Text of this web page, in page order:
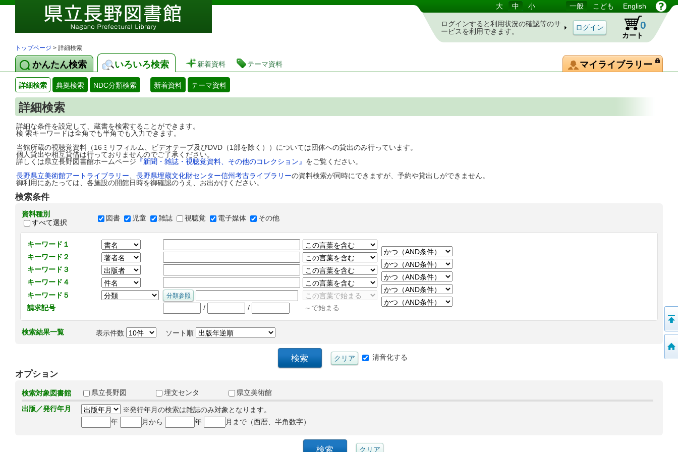
図書館 蔵書検索・予約システム 大 中 小 一般 こども English
ログインすると利用状況の確認等のサ
ービスを利用できます。
カート
0
トップページ > 詳細検索
かんたん検索 いろいろ検索 新着資料 テーマ資料 マイライブラリー
詳細検索 典拠検索 NDC分類検索 新着資料 テーマ資料
詳細検索
詳細な条件を設定して、蔵書を検索することができます。
検 索キーワードは全角でも半角でも入力できます。
当館所蔵の視聴覚資料（16ミリフィルム、ビデオテープ及びDVD（1部を除く））については団体への貸出のみ行っています。
個人貸出や相互貸借は行っておりませんのでご了承ください。
詳しくは県立長野図書館ホームページ 『新聞・雑誌・視聴覚資料、その他のコレクション』 をご覧ください。
長野県立美術館アートライブラリー
長野県埋蔵文化財センター信州考古ライブラリーの資料検索が同時にできますが、予約や貸出しができません。
御利用にあたっては、各施設の開館日時を御確認のうえ、お出かけください。
検索条件
資料種別
すべて選択
図書 児童 雑誌 視聴覚 電子媒体 その他
キーワード１
キーワード２
キーワード３
キーワード４
キーワード５
請求記号
/ / ～で始まる
検索結果一覧 表示件数 ソート順
清音化する
オプション
検索対象図書館 県立長野図 埋文センタ
県立美術館
出版／発行年月
※発行年月の検索は雑誌のみ対象となります。
年
月から 年 月まで（西暦、半角数字）